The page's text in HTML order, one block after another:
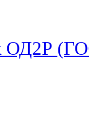
ОД2Р